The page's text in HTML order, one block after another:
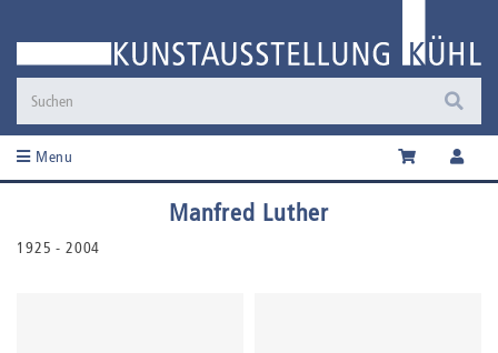
Menu
Manfred Luther
1925 - 2004